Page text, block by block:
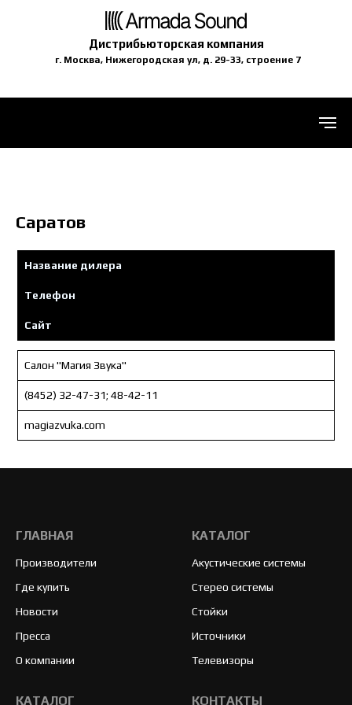
Дистрибьюторская компания
г. Москва, Нижегородская ул, д. 29-33, строение 7
Саратов
Название дилера
Телефон
Сайт
Салон "Магия Звука"
(8452) 32-47-31; 48-42-11
magiazvuka.com
ГЛАВНАЯ
Производители
Где купить
Новости
Пресса
О компании
КАТАЛОГ
Акустические системы
Стерео системы
Стойки
Источники
Телевизоры
КАТАЛОГ КОНТАКТЫ